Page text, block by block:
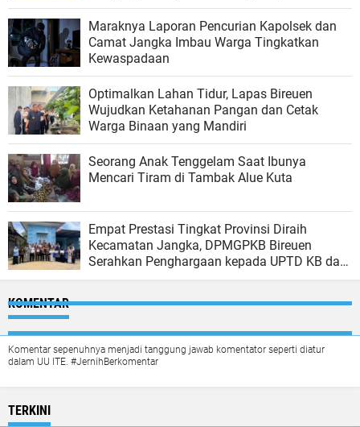
Maraknya Laporan Pencurian Kapolsek dan
Camat Jangka Imbau Warga Tingkatkan
Kewaspadaan
Optimalkan Lahan Tidur, Lapas Bireuen
Wujudkan Ketahanan Pangan dan Cetak
Warga Binaan yang Mandiri
Seorang Anak Tenggelam Saat Ibunya
Mencari Tiram di Tambak Alue Kuta
Empat Prestasi Tingkat Provinsi Diraih
Kecamatan Jangka, DPMGPKB Bireuen
Serahkan Penghargaan kepada UPTD KB dan
KOMENTAR
Komentar sepenuhnya menjadi tanggung jawab komentator seperti diatur
dalam UU ITE. #JernihBerkomentar
TERKINI